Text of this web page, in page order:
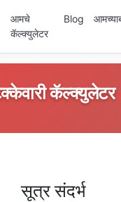
आमचे
कॅल्क्युलेटर
Blog
कॅल्क्युलेटर
सूत्र संदर्भ